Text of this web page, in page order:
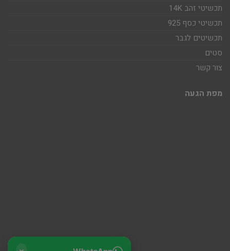
תכשיטי זהב 14K
תכשיטי כסף 925
תכשיטים לגבר
סטים
צור קשר
מפת הגעה